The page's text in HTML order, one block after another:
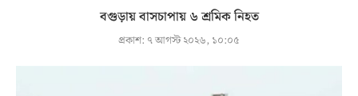
বগুড়ায় বাসচাপায় ৬ শ্রমিক নিহত
প্রকাশ: ৭ আগস্ট ২০২৬, ১০:০৫